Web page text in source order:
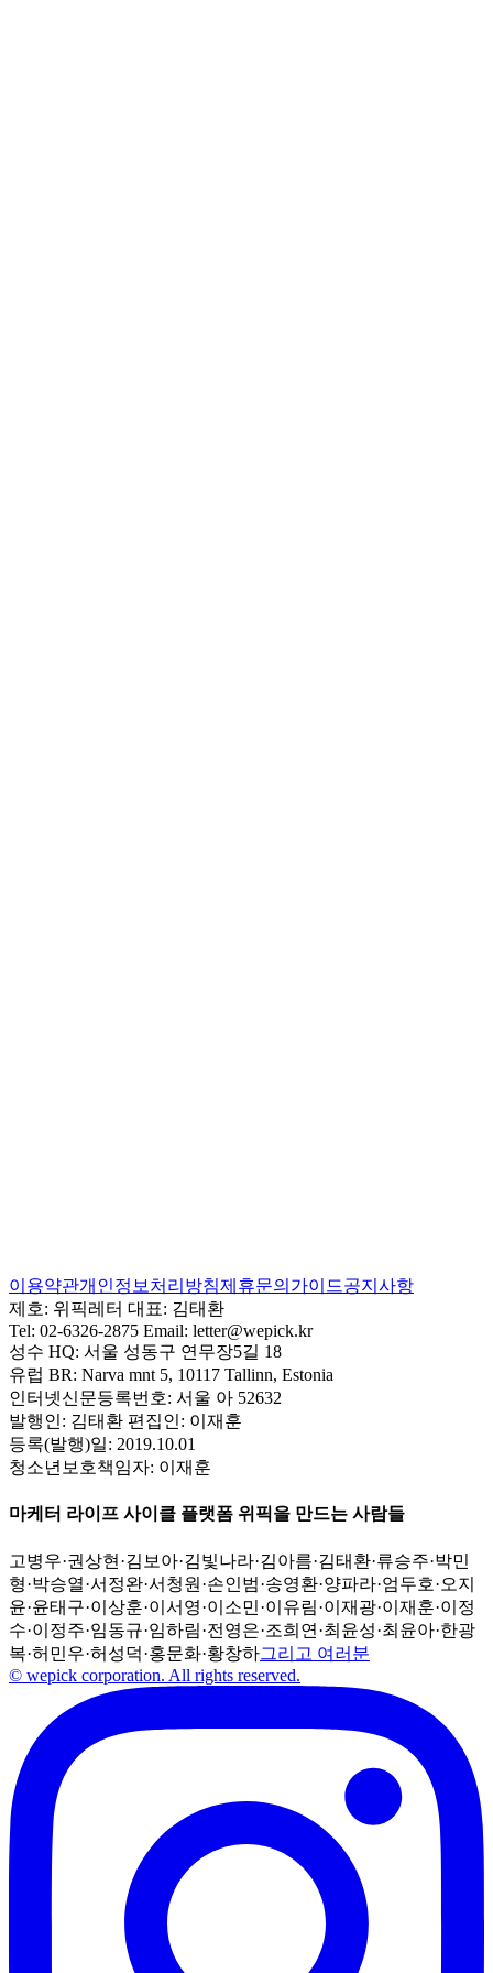
이용약관개인정보처리방침제휴문의 가이드공지사항
제호: 위픽레터 대표: 김태환
Tel: 02-6326-2875 Email: letter@wepick.kr
성수 HQ: 서울 성동구 연무장5길 18
유럽 BR: Narva mnt 5, 10117 Tallinn, Estonia
인터넷신문등록번호: 서울 아 52632
발행인: 김태환 편집인: 이재훈
등록(발행)일: 2019.10.01
청소년보호책임자: 이재훈
마케터 라이프 사이클 플랫폼 위픽을 만드는 사람들
고병우·권상현 ·김보아·김빛나라·김아름·김태환·류승주·박민
형·박승열·서정완·서청원 ·손인범·송영환·양파라·엄두호·오지
윤·윤태구·이상훈·이서영·이소민·이유림·이재광·이재훈·이정
수·이정주·임동규·임하림·전영은·조희연 ·최윤성·최윤아·한광
복·허민우·허성덕·홍문화·황창하그리고 여러분
© wepick corporation. All rights reserved.